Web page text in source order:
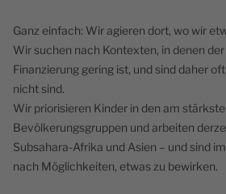
Ganz einfach: Wir agieren dort, wo wir
Wir suchen nach Kontexten, in denen
Finanzierung gering ist, und sind daher
nicht sind.
Wir priorisieren Kinder in den am
Bevölkerungsgruppen und arbeiten
Subsahara-Afrika und Asien – und sind
nach Möglichkeiten, etwas zu bewirken.